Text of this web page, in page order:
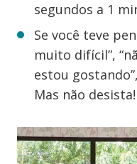
segundos a 1
Se você teve
muito difícil”,
estou
Mas não desista!